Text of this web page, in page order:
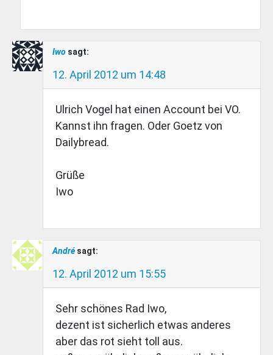
Iwo sagt:
12. April 2012 um 14:48
Ulrich Vogel hat einen Account bei VO.
Kannst ihn fragen. Oder Goetz von
Dailybread.
Grüße
Iwo
André sagt:
12. April 2012 um 15:55
Sehr schönes Rad Iwo,
dezent ist sicherlich etwas anderes
aber das rot sieht toll aus.